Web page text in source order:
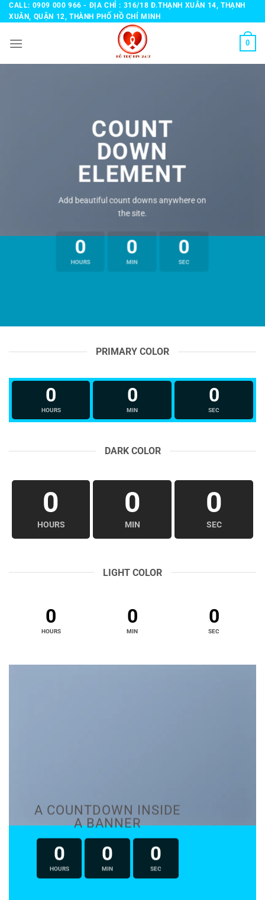
Bỏ
qua
dung
CALL: 0909 000 966 - ĐỊA CHỈ : 316/18 Đ.THẠNH XUÂN 14, THẠNH
XUÂN, QUẬN 12, THÀNH PHỐ HỒ CHÍ MINH
0
COUNT
DOWN
ELEMENT
Add beautiful count downs anywhere on
the site.
0
HOURS
0
MIN
0
SEC
PRIMARY COLOR
0
HOURS
0
MIN
0
SEC
DARK COLOR
0
HOURS
0
MIN
0
SEC
LIGHT COLOR
0
HOURS
0
MIN
0
SEC
A COUNTDOWN INSIDE
A BANNER
0
HOURS
0
MIN
0
SEC